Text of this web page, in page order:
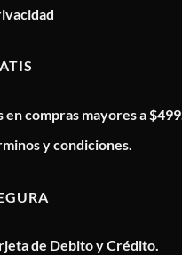
en compras mayores a $499.
y condiciones.
de Debito y Crédito.